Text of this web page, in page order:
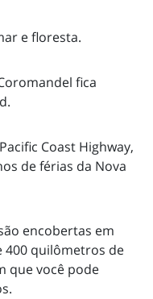
e floresta.
fica
Coast Highway,
de férias da Nova
encobertas em
400 quilômetros de
que você pode